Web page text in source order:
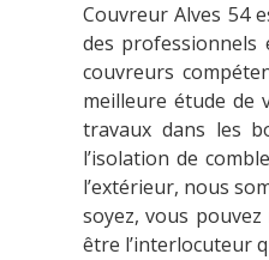
Couvreur Alves 54
des professionnels
couvreurs
meilleure étude de
travaux dans les
l’isolation de
l’extérieur, nous
soyez, vous
être l’interlocuteur